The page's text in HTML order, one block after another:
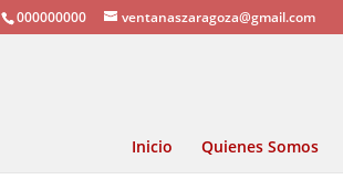
000000000 ventanaszaragoza@gmail.com
Inicio Quienes Somos